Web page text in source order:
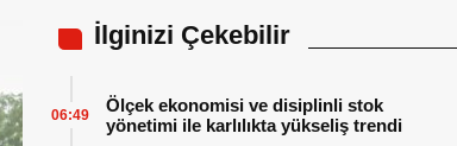
İlginizi Çekebilir
Ölçek ekonomisi ve disiplinli stok
yönetimi ile karlılıkta yükseliş trendi
06:49